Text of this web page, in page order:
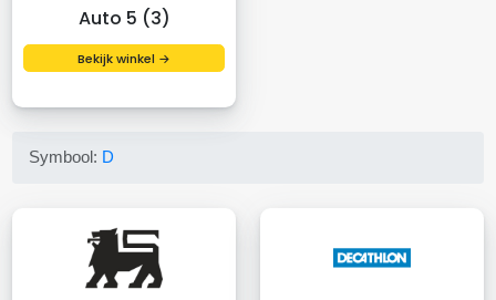
Auto 5 (3)
Bekijk winkel →
Symbool: D